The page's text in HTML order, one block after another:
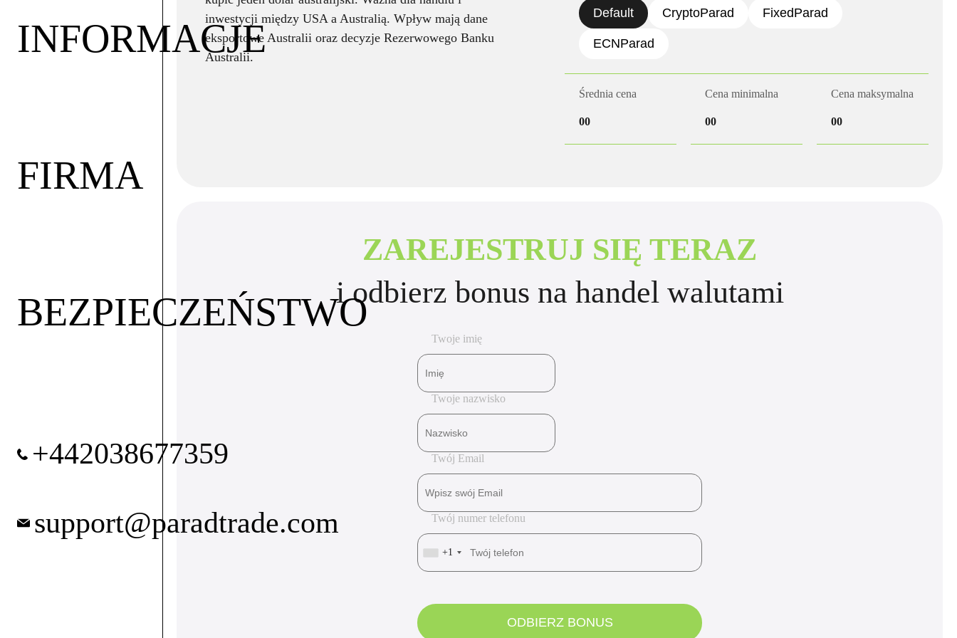
INFORMACJE
FIRMA
BEZPIECZEŃSTWO
+442038677359
support@paradtrade.com
inwestycji między USA a Australią. Wpływ mają dane
eksportowe Australii oraz decyzje Rezerwowego Banku
Australii.
Default CryptoParad FixedParad
ECNParad
Średnia cena
00
Cena minimalna
00
Cena maksymalna
00
ZAREJESTRUJ SIĘ TERAZ
i odbierz bonus na handel walutami
Twoje imię
Twoje nazwisko
Twój Email
Twój numer telefonu
+1
ODBIERZ BONUS